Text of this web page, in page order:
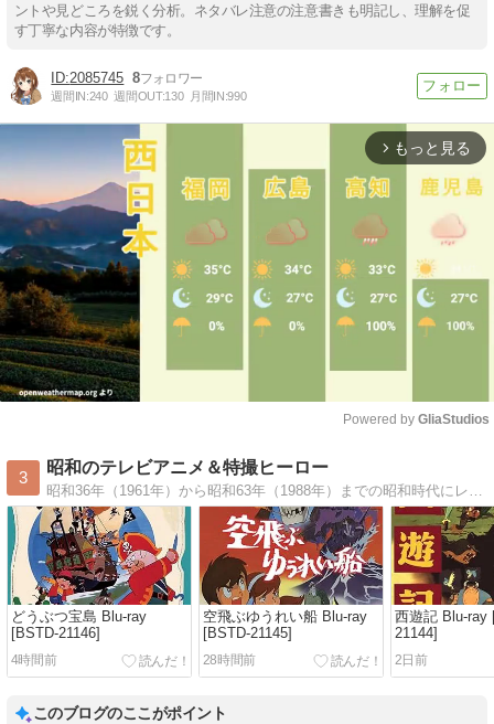
ントや見どころを鋭く分析。ネタバレ注意の注意書きも明記し、理解を促
す丁寧な内容が特徴です。
2085745 8
週間IN:240 週間OUT:130 月間IN:990
arrow_forward_ios もっと見る
Powered by GliaStudios
3
昭和のテレビアニメ＆特撮ヒーロー
昭和36年（1961年）から昭和63年（1988年）までの昭和時代にレギュラー放送された全570番組のテレビアニメ番組情報を掲載したブログ。
どうぶつ宝島 Blu-ray
[BSTD-21146]
4時間前
空飛ぶゆうれい船 Blu-ray
[BSTD-21145]
28時間前
西遊記 Blu-ray
21144]
2日前
このブログのここがポイント